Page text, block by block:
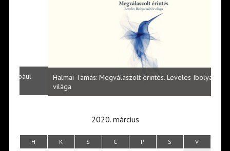
Halmai Tamás: Megválaszolt érintés. Leveles Ibolya költői
2020. március
H K S C P S V